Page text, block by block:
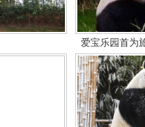
爱宝乐园首为